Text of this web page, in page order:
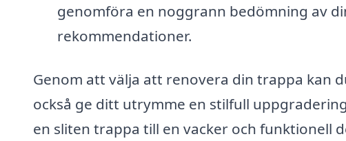
genomföra en noggrann bedömning av
rekommendationer.
Genom att välja att renovera din trappa kan
också ge ditt utrymme en stilfull
en sliten trappa till en vacker och funktionell